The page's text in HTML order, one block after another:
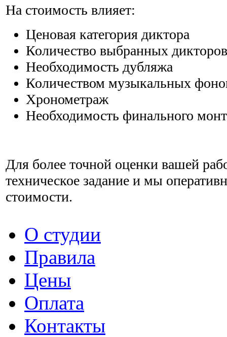
На стоимость влияет:
Ценовая категория диктора
Количество выбранных дикторов
Необходимость дубляжа
Количеством музыкальных
Хронометраж
Необходимость финального
Для более точной оценки вашей
техническое задание и мы
стоимости.
О студии
Правила
Цены
Оплата
Контакты